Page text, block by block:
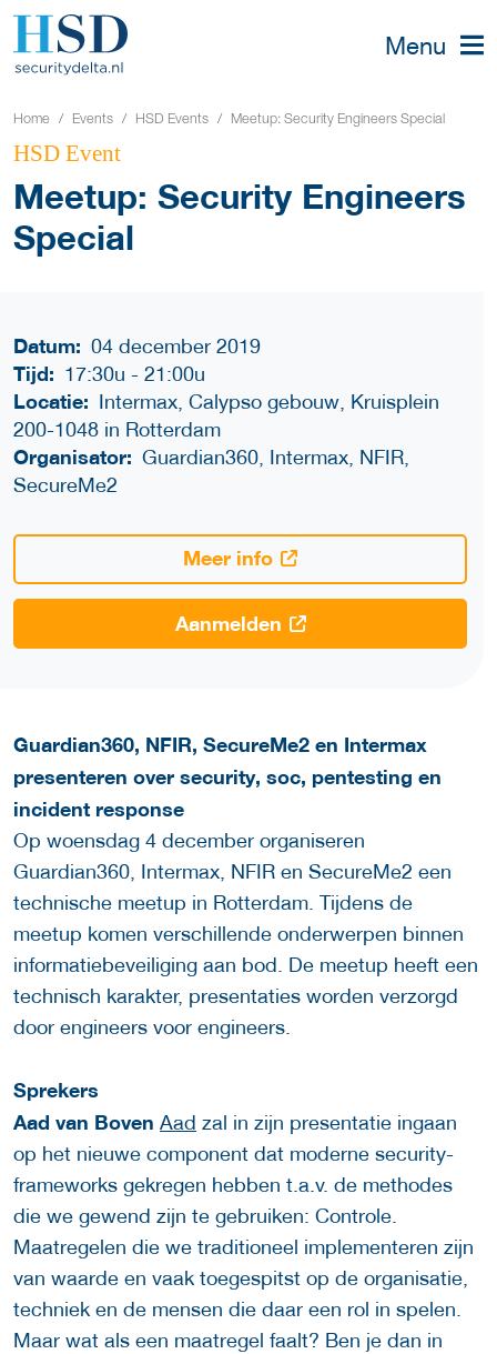
Menu
Home Events HSD Events Meetup: Security Engineers Special
HSD Event
Meetup: Security Engineers
Special
Datum: 04 december 2019
Tijd: 17:30u- 21:00u
Locatie: Intermax, Calypso gebouw, Kruisplein
200-1048 in Rotterdam
Organisator: Guardian360, Intermax, NFIR,
SecureMe2
Meer info
Aanmelden
Guardian360, NFIR, SecureMe2 en Intermax
presenteren over security, soc, pentesting en
incident response
Op woensdag 4 december organiseren
Guardian360, Intermax, NFIR en SecureMe2 een
technische meetup in Rotterdam. Tijdens de
meetup komen verschillende onderwerpen binnen
informatiebeveiliging aan bod. De meetup heeft een
technisch karakter, presentaties worden verzorgd
door engineers voor engineers.
Sprekers
Aad van Boven Aad zal in zijn presentatie ingaan
op het nieuwe component dat moderne security-
frameworks gekregen hebben t.a.v. de methodes
die we gewend zijn te gebruiken: Controle.
Maatregelen die we traditioneel implementeren zijn
van waarde en vaak toegespitst op de organisatie,
techniek en de mensen die daar een rol in spelen.
Maar wat als een maatregel faalt? Ben je dan in